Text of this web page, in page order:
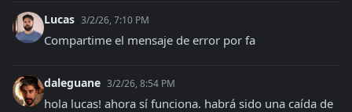
Lucas 3/2/26, 7:10 PM
Compartime el mensaje de error por fa
daleguane 3/2/26, 8:54 PM
hola lucas! ahora sí funciona. habrá sido una caída de